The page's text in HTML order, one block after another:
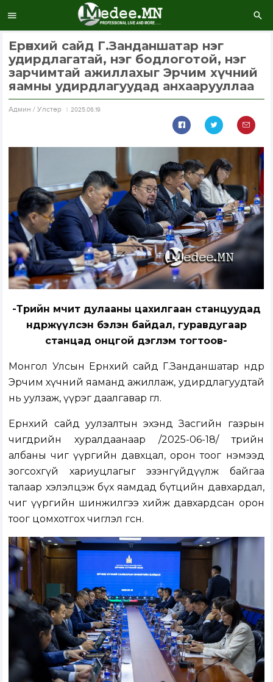
Ерөнхий сайд Г.Занданшатар нэг
удирдлагатай, нэг бодлоготой, нэг
зарчимтай ажиллахыг Эрчим хүчний
яамны удирдлагуудад анхаарууллаа
Aдмин / Улстөр 2025.06.19
-Төрийн өмчит дулааны цахилгаан станцуудад
өндөржүүлсэн бэлэн байдал, гуравдугаар
станцад онцгой дэглэм тогтоов-
Монгол Улсын Ерөнхий сайд Г.Занданшатар өнөөдөр
Эрчим хүчний яаманд ажиллаж, удирдлагуудтай
нь уулзаж, үүрэг даалгавар өглөө.
Ерөнхий сайд уулзалтын эхэнд Засгийн газрын
өчигдрийн хуралдаанаар /2025-06-18/ төрийн
албаны чиг үүргийн давхцал, орон тоог нэмээд
зогсохгүй хариуцлагыг эзэнгүйдүүлж байгаа
талаар хэлэлцэж бүх яамдад бүтцийн давхардал,
чиг үүргийн шинжилгээ хийж давхардсан орон
тоог цомхотгох чиглэл өгсөн.